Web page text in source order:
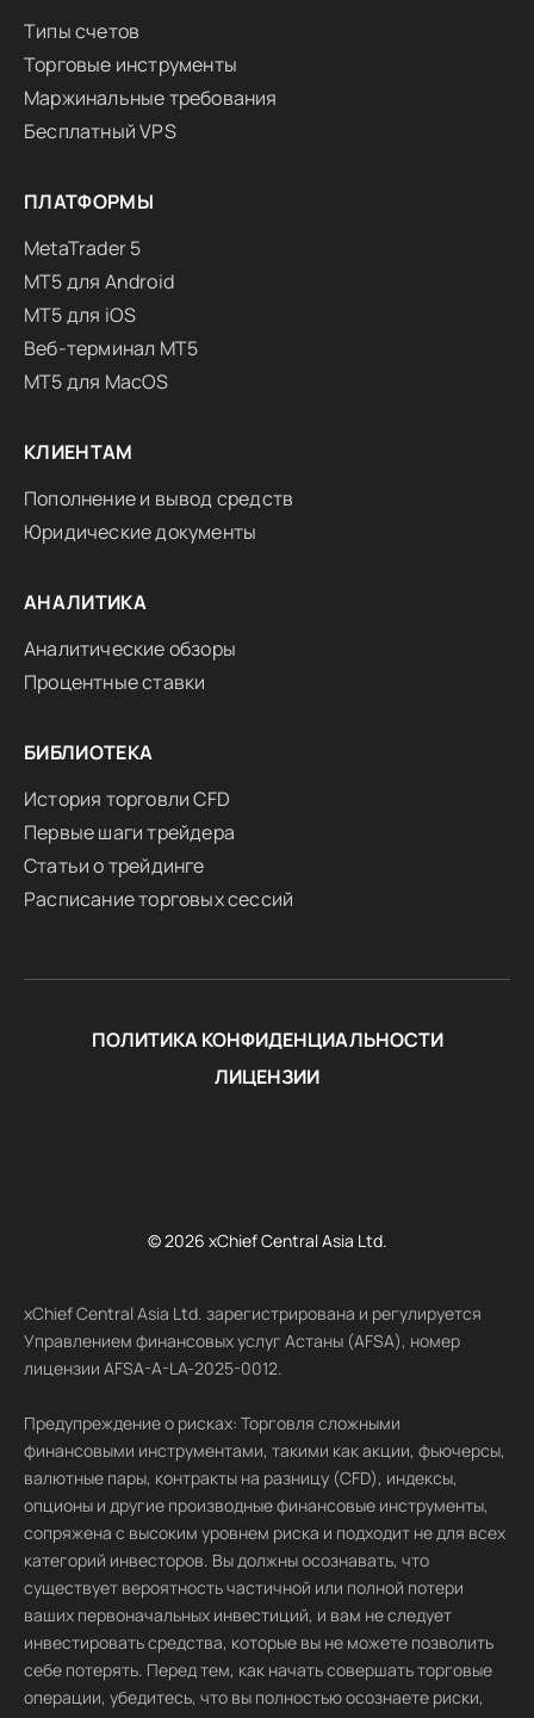
Типы счетов
Торговые инструменты
Маржинальные требования
Бесплатный VPS
ПЛАТФОРМЫ
MetaTrader 5
MT5 для Android
MT5 для iOS
Веб-терминал MT5
MT5 для MacOS
КЛИЕНТАМ
Пополнение и вывод средств
Юридические документы
АНАЛИТИКА
Аналитические обзоры
Процентные ставки
БИБЛИОТЕКА
История торговли CFD
Первые шаги трейдера
Статьи о трейдинге
Расписание торговых сессий
ПОЛИТИКА КОНФИДЕНЦИАЛЬНОСТИ
ЛИЦЕНЗИИ
© 2026 xChief Central Asia Ltd.
xChief Central Asia Ltd. зарегистрирована и регулируется
Управлением финансовых услуг Астаны (AFSA), номер
лицензии AFSA-A-LA-2025-0012.
Предупреждение о рисках: Торговля сложными
финансовыми инструментами, такими как акции, фьючерсы,
валютные пары, контракты на разницу (CFD), индексы,
опционы и другие производные финансовые инструменты,
сопряжена с высоким уровнем риска и подходит не для всех
категорий инвесторов. Вы должны осознавать, что
существует вероятность частичной или полной потери
ваших первоначальных инвестиций, и вам не следует
инвестировать средства, которые вы не можете позволить
себе потерять. Перед тем, как начать совершать торговые
операции, убедитесь, что вы полностью осознаете риски,